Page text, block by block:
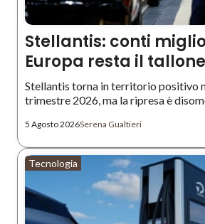
Stellantis: conti
Europa resta il
Stellantis torna in territorio positivo
trimestre 2026, ma la ripresa è
5 Agosto 2026Serena Gualtieri
Tecnologia